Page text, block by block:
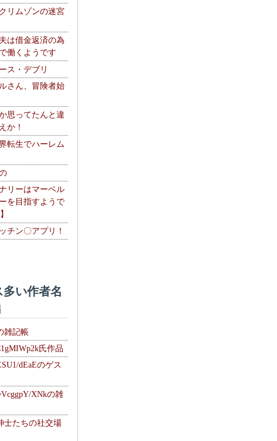
リムゾンの迷宮
は借金返済の為
働くようです
ス・デブリ
さん、冒険者始
思ってたんと違
か！
転生でハーレム
リーはマーベル
を目指すようで
チン〇アプリ！
い作者名
雑記帳
氏作品
dEaEのゲス
XNkの雑
士たちの社交場